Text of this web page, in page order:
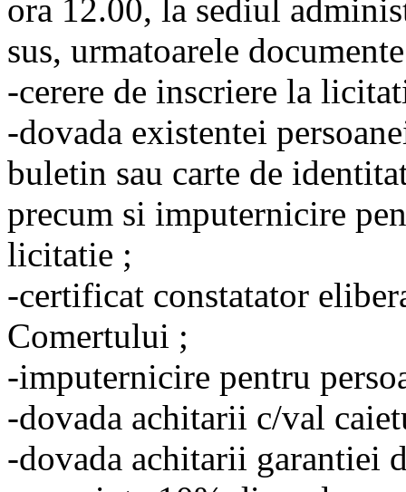
ora 12.00, la sediul
sus, urmatoarele
-cerere de inscriere la
-dovada existentei
buletin sau carte de
precum si imputernicire
licitatie ;
-certificat constatator
Comertului ;
-imputernicire pentru
-dovada achitarii c/val
-dovada achitarii garantiei